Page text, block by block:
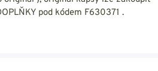
pod kódem F630371 .